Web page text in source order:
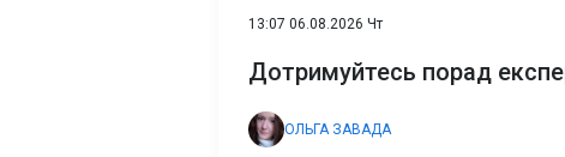
13:07 06.08.2026 Чт
Дотримуйтесь порад
ОЛЬГА ЗАВАДА